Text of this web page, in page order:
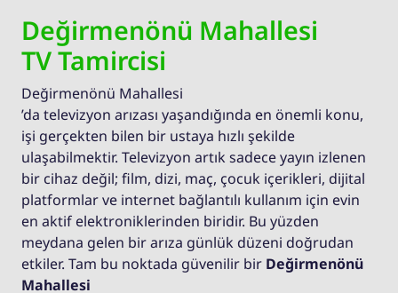
Değirmenönü Mahallesi
TV Tamircisi
Değirmenönü Mahallesi
’da televizyon arızası yaşandığında en önemli konu,
işi gerçekten bilen bir ustaya hızlı şekilde
ulaşabilmektir. Televizyon artık sadece yayın izlenen
bir cihaz değil; film, dizi, maç, çocuk içerikleri, dijital
platformlar ve internet bağlantılı kullanım için evin
en aktif elektroniklerinden biridir. Bu yüzden
meydana gelen bir arıza günlük düzeni doğrudan
etkiler. Tam bu noktada güvenilir bir Değirmenönü
Mahallesi